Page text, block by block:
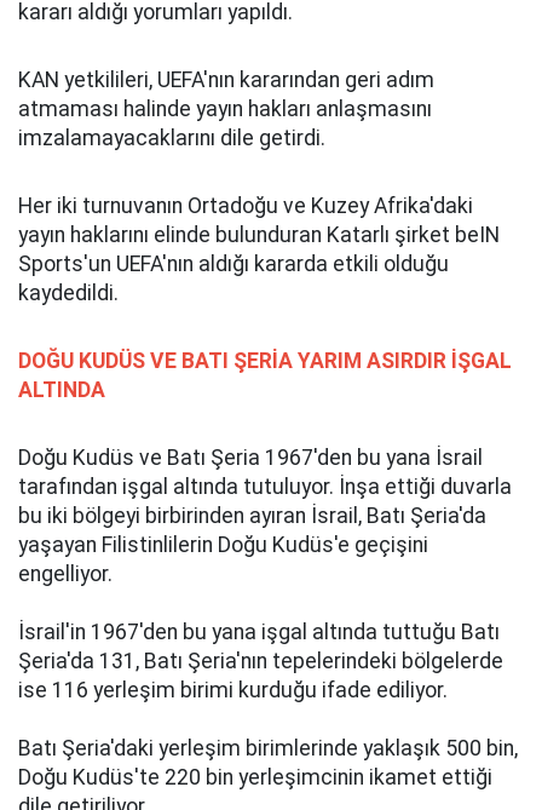
kararı aldığı yorumları yapıldı.
KAN yetkilileri, UEFA'nın kararından geri adım
atmaması halinde yayın hakları anlaşmasını
imzalamayacaklarını dile getirdi.
Her iki turnuvanın Ortadoğu ve Kuzey Afrika'daki
yayın haklarını elinde bulunduran Katarlı şirket beIN
Sports'un UEFA'nın aldığı kararda etkili olduğu
kaydedildi.
DOĞU KUDÜS VE BATI ŞERİA YARIM ASIRDIR İŞGAL
ALTINDA
Doğu Kudüs ve Batı Şeria 1967'den bu yana İsrail
tarafından işgal altında tutuluyor. İnşa ettiği duvarla
bu iki bölgeyi birbirinden ayıran İsrail, Batı Şeria'da
yaşayan Filistinlilerin Doğu Kudüs'e geçişini
engelliyor.
İsrail'in 1967'den bu yana işgal altında tuttuğu Batı
Şeria'da 131, Batı Şeria'nın tepelerindeki bölgelerde
ise 116 yerleşim birimi kurduğu ifade ediliyor.
Batı Şeria'daki yerleşim birimlerinde yaklaşık 500 bin,
Doğu Kudüs'te 220 bin yerleşimcinin ikamet ettiği